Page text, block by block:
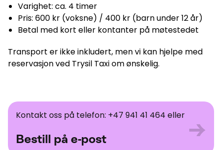
Varighet: ca. 4 timer
Pris: 600 kr (voksne) / 400 kr (barn under 12 år)
Betal med kort eller kontanter på møtestedet
Transport er ikke inkludert, men vi kan hjelpe med
reservasjon ved Trysil Taxi om ønskelig.
Bestill på e-post
Bestill på e-post
Kontakt oss på telefon: +47 941 41 464 eller →